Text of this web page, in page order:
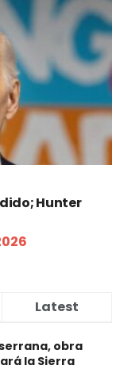
Hunter
Latest
obra
la Sierra